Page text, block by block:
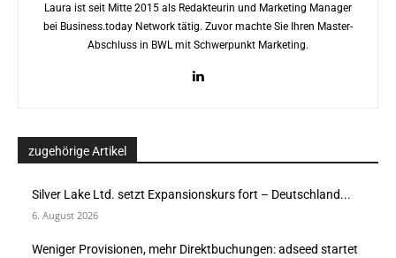
Laura ist seit Mitte 2015 als Redakteurin und Marketing Manager
bei Business.today Network tätig. Zuvor machte Sie Ihren Master-
Abschluss in BWL mit Schwerpunkt Marketing.
zugehörige Artikel
Silver Lake Ltd. setzt Expansionskurs fort – Deutschland...
6. August 2026
Weniger Provisionen, mehr Direktbuchungen: adseed startet